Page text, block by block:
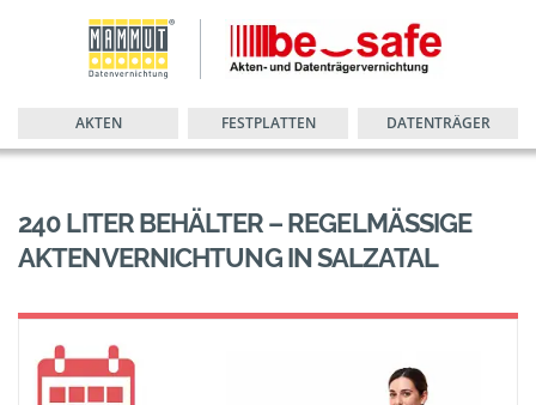
AKTEN FESTPLATTEN DATENTRÄGER
240 LITER BEHÄLTER – REGELMÄSSIGE A
KTENVERNICHTUNG IN SALZATAL